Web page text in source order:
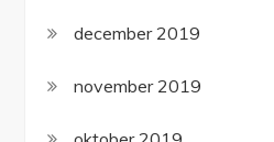
december 2019
november 2019